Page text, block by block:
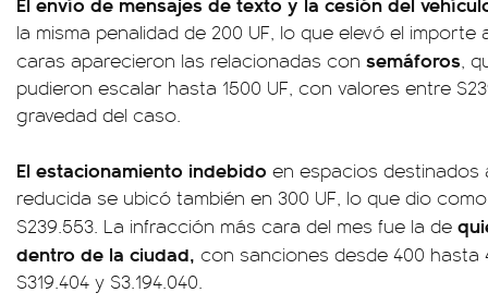
la misma penalidad de 200 UF, lo que elevó el importe
caras aparecieron las relacionadas con semáforos,
pudieron escalar hasta 1500 UF, con valores entre
gravedad del caso.
El estacionamiento indebido en espacios destinados
reducida se ubicó también en 300 UF, lo que dio
$239.553. La infracción más cara del mes fue la de
dentro de la ciudad, con sanciones desde 400 hasta
$319.404 y $3.194.040.